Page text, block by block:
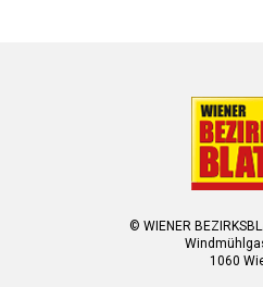
© WIENER
1060